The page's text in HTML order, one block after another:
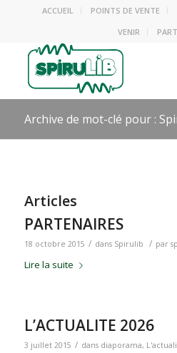
ACCUEIL POINTS DE VENTE
VENIR
Archive de mot-clé pour :
Articles
PARTENAIRES
18 octobre 2015 / dans Spirulib / par
Lire la suite
L’ACTUALITE 2026
3 juillet 2015 / dans diaporama,